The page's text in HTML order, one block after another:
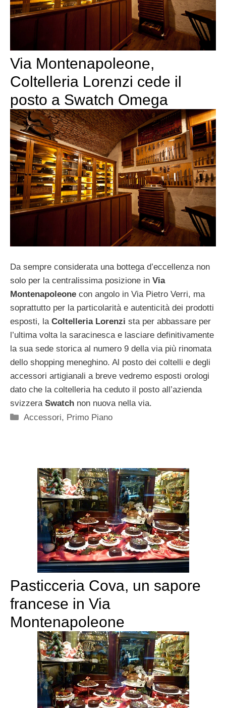
Via Montenapoleone,
Coltelleria Lorenzi cede il
posto a Swatch Omega
Da sempre considerata una bottega d’eccellenza non
solo per la centralissima posizione in Via
Montenapoleone con angolo in Via Pietro Verri, ma
soprattutto per la particolarità e autenticità dei prodotti
esposti, la Coltelleria Lorenzi sta per abbassare per
l’ultima volta la saracinesca e lasciare definitivamente
la sua sede storica al numero 9 della via più rinomata
dello shopping meneghino. Al posto dei coltelli e degli
accessori artigianali a breve vedremo esposti orologi
dato che la coltelleria ha ceduto il posto all’azienda
svizzera Swatch non nuova nella via.
Categorie
Accessori, Primo Piano
Pasticceria Cova, un sapore
francese in Via
Montenapoleone